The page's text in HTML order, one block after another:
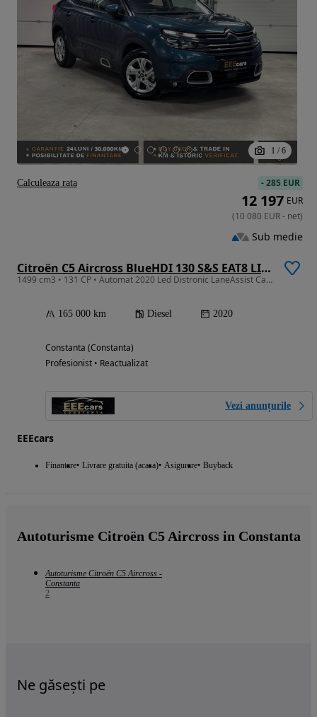
1 / 6
Citroën C5 Aircross BlueHDI 130 S&S EAT8 LIVE PACK
1499 cm3 • 131 CP • Automat 2020 Led Distronic LaneAssist CameraM CarPLAY GARANTIE
165 000 km Diesel 2020
Constanta (Constanta)
Profesionist • Reactualizat
Vezi anunțurile
EEEcars
Finantare Livrare gratuita (acasa) Asigurare Buyback
-285 EUR
12 197 EUR
(10 080 EUR- net)
Sub medie
Calculeaza rata
Autoturisme Citroën C5 Aircross in Constanta
Autoturisme Citroën C5 Aircross -
Constanta
2
Ne găsești pe